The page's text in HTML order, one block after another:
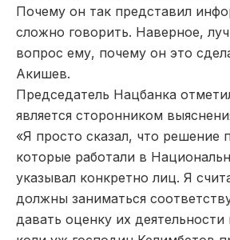
Почему он так представил
сложно говорить. Наверное,
вопрос ему, почему он это
Акишев.
Председатель Нацбанка
является сторонником
«Я просто сказал, что решение
которые работали в
указывал конкретно лиц. Я
должны заниматься
давать оценку их